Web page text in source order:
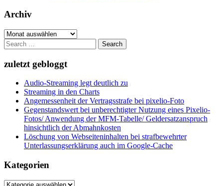
Archiv
Archiv
Search
for:
zuletzt gebloggt
Audio-Streaming legt deutlich zu
Streaming in den Charts
Angemessenheit der Vertragsstrafe bei pixelio-Foto
Gegenstandswert bei unberechtigter Nutzung eines Pixelio-
Fotos/ Anwendung der MFM-Tabelle/ Geldersatzanspruch
hinsichtlich der Abmahnkosten
Löschung von Webseiteninhalten bei strafbewehrter
Unterlassungserklärung auch im Google-Cache
Kategorien
Kategorien